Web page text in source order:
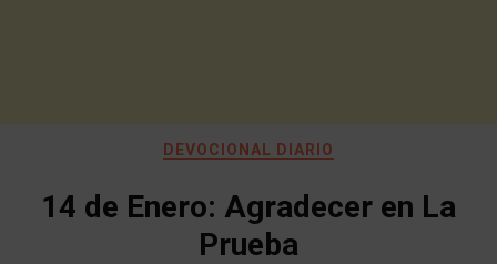
DEVOCIONAL DIARIO
14 de Enero: Agradecer en La
Prueba